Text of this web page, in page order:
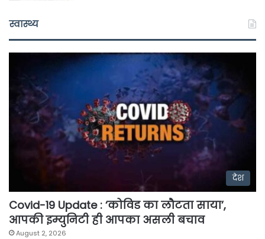
स्वास्थ्य
देश
Covid-19 Update : ‘कोविड का लौटता साया’,
आपकी इम्युनिटी ही आपका असली बचाव
August 2, 2026